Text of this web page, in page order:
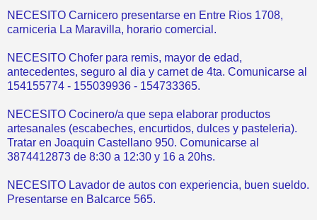
NECESITO Carnicero presentarse en Entre Rios 1708,
carniceria La Maravilla, horario comercial.
NECESITO Chofer para remis, mayor de edad,
antecedentes, seguro al dia y carnet de 4ta. Comunicarse al
154155774 - 155039936 - 154733365.
NECESITO Cocinero/a que sepa elaborar productos
artesanales (escabeches, encurtidos, dulces y pasteleria).
Tratar en Joaquin Castellano 950. Comunicarse al
3874412873 de 8:30 a 12:30 y 16 a 20hs.
NECESITO Lavador de autos con experiencia, buen sueldo.
Presentarse en Balcarce 565.